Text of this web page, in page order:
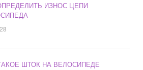
ИЗНОС ЦЕПИ
ШТОК НА ВЕЛОСИПЕДЕ